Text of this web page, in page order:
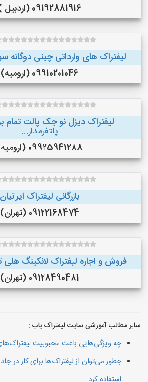
09192881916 (اردبیل )
لیفتراک های وارداتی چینی دوگانه
09910201046 (ارومیه)
لیفتراک دیزل نو جک پالت تمام
پلتفرمدار...
09925941288 (ارومیه)
بازرگانی لیفتراک ایرانیان
09122168474 (تهران)
فروش و اجاره لیفتراک لانکینگ هلی
09128490481 (تهران)
سایر مطالب آموزشی سایت لیفتراک یاب :
چه ویژگی‌هایی باعث محبوبیت
چطور می‌توان از لیفتراک‌ها برای کار در
استفاده کرد